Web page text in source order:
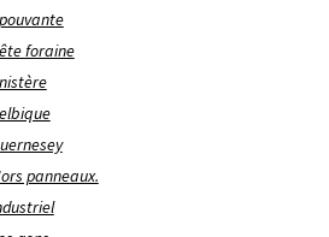
foraine
panneaux.